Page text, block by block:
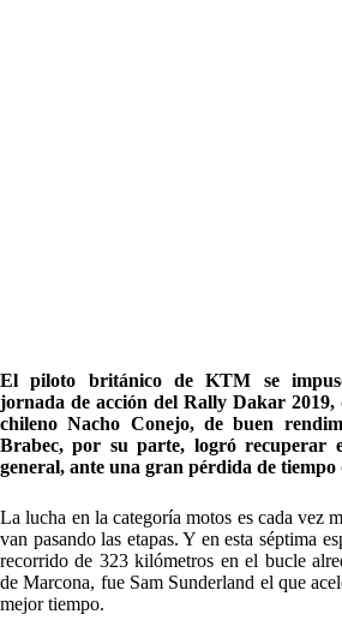
El piloto británico de KTM se
jornada de acción del Rally Dakar 2019,
chileno Nacho Conejo, de buen
Brabec, por su parte, logró recuperar
general, ante una gran pérdida de
La lucha en la categoría motos es cada vez
van pasando las etapas. Y en esta séptima
recorrido de 323 kilómetros en el bucle
de Marcona, fue Sam Sunderland el que
mejor tiempo.